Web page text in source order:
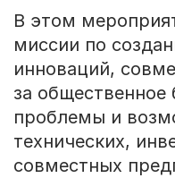
В этом
миссии по
инноваций,
за общественное
проблемы и
технических,
совместных